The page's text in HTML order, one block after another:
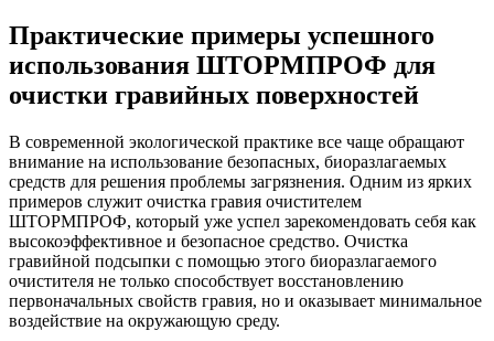
Практические примеры успешного
использования ШТОРМПРОФ для
очистки гравийных поверхностей
В современной экологической практике все чаще обращают
внимание на использование безопасных, биоразлагаемых
средств для решения проблемы загрязнения. Одним из ярких
примеров служит очистка гравия очистителем
ШТОРМПРОФ, который уже успел зарекомендовать себя как
высокоэффективное и безопасное средство. Очистка
гравийной подсыпки с помощью этого биоразлагаемого
очистителя не только способствует восстановлению
первоначальных свойств гравия, но и оказывает минимальное
воздействие на окружающую среду.